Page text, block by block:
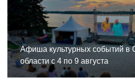
Афиша культурных событий в
области с 4 по 9 августа